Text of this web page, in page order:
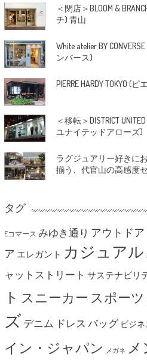
＜閉店＞BLOOM &
チ) 青山
White atelier BY
ンバース)
PIERRE HARDY TOKYO (
＜移転＞DISTRICT
ユナイテッドアローズ)
ラグジュアリー好きに
揃う、代官山の高感度
タグ
Eコマース みゆき通り アウトドア
ア エレガント カジュアル
ャットストリート サステナビリ
ト スニーカー スポーツ
ズ デニム ドレス バッグ ビジネ
イン・ジャパン メガネ